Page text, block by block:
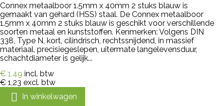
Connex metaalboor 1.5mm x 40mm 2 stuks blauw is
gemaakt van gehard (HSS) staal. De Connex metaalboor
1.5mm x 40mm 2 stuks blauw is geschikt voor verschillende
soorten metaal en kunststoffen. Kenmerken: Volgens DIN
338, Type N, kort, cilindrisch, rechtssnijdend, in massief
materiaal, precisiegeslepen, uitermate langelevensduur,
schachtdiameter is gelijk...
€ 1,49 incl. btw
€ 1,23 excl. btw
 In winkelwagen